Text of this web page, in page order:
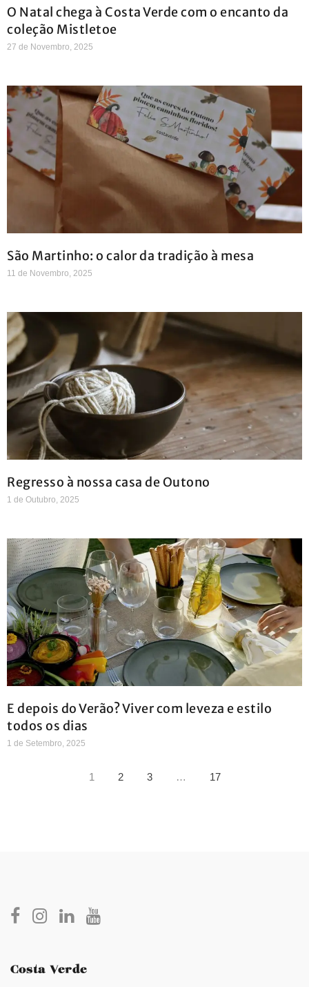
O Natal chega à Costa Verde com o encanto da
coleção Mistletoe
27 de Novembro, 2025
São Martinho: o calor da tradição à mesa
11 de Novembro, 2025
Regresso à nossa casa de Outono
1 de Outubro, 2025
E depois do Verão? Viver com leveza e estilo
todos os dias
1 de Setembro, 2025
1 2 3 … 17
Costa Verde